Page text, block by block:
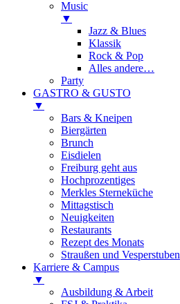
Music
▼
Jazz & Blues
Klassik
Rock & Pop
Alles andere…
Party
GASTRO & GUSTO
▼
Bars & Kneipen
Biergärten
Brunch
Eisdielen
Freiburg geht aus
Hochprozentiges
Merkles Sterneküche
Mittagstisch
Neuigkeiten
Restaurants
Rezept des Monats
Straußen und Vesperstuben
Karriere & Campus
▼
Ausbildung & Arbeit